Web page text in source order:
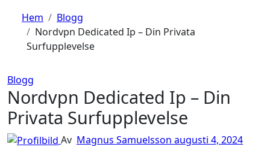
Hem
Blogg
Nordvpn Dedicated Ip – Din Privata
Surfupplevelse
Blogg
Nordvpn Dedicated Ip – Din
Privata Surfupplevelse
Av Magnus Samuelsson augusti 4, 2024